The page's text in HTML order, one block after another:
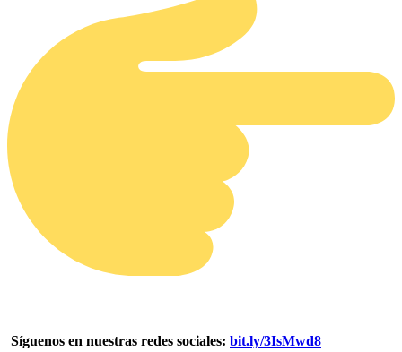
Síguenos en nuestras redes sociales: bit.ly/3IsMwd8